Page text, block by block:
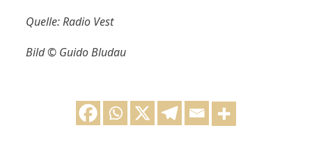
Quelle: Radio Vest
Bild © Guido Bludau